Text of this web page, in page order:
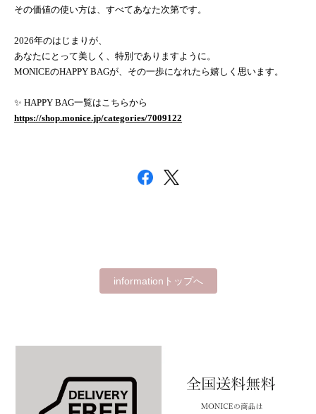
その価値の使い方は、すべてあなた次第です。
2026年のはじまりが、
あなたにとって美しく、特別でありますように。
MONICEのHAPPY BAGが、その一歩になれたら嬉しく思います。
✨ HAPPY BAG一覧はこちらから
https://shop.monice.jp/categories/7009122
informationトップへ